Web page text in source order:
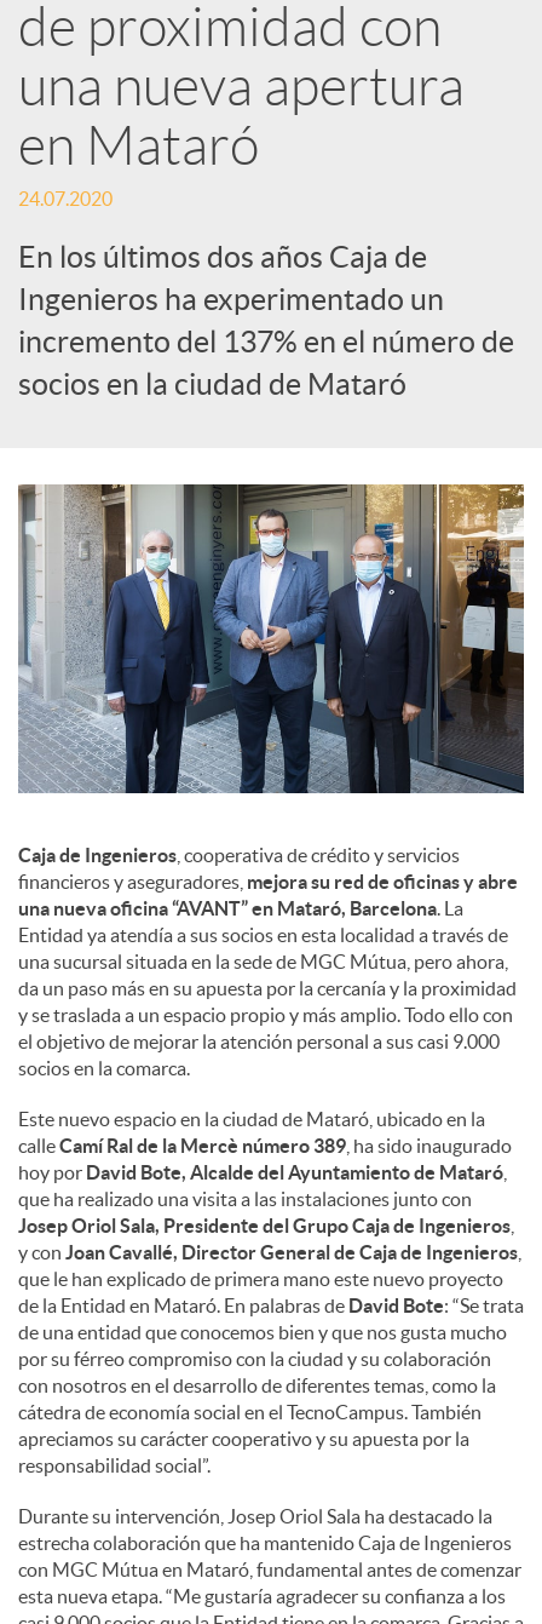
e
s
S
o
c
i
a
l
e
s
de proximidad con
una nueva apertura
en Mataró
24.07.2020
En los últimos dos años Caja de
Ingenieros ha experimentado un
incremento del 137% en el número de
socios en la ciudad de Mataró
Caja de Ingenieros , cooperativa de crédito y servicios
financieros y aseguradores, mejora su red de oficinas y abre
una nueva oficina “AVANT” en Mataró, Barcelona . La
Entidad ya atendía a sus socios en esta localidad a través de
una sucursal situada en la sede de MGC Mútua, pero ahora,
da un paso más en su apuesta por la cercanía y la proximidad
y se traslada a un espacio propio y más amplio. Todo ello con
el objetivo de mejorar la atención personal a sus casi 9.000
socios en la comarca.
Este nuevo espacio en la ciudad de Mataró, ubicado en la
calleCamí Ral de la Mercè número 389 , ha sido inaugurado
hoy por David Bote, Alcalde del Ayuntamiento de Mataró
que ha realizado una visita a las instalaciones junto con
Josep Oriol Sala, Presidente del Grupo Caja de Ingenieros
y con Joan Cavallé, Director General de Caja de Ingenieros
que le han explicado de primera mano este nuevo proyecto
de la Entidad en Mataró. En palabras de David Bote: “Se trata
de una entidad que conocemos bien y que nos gusta mucho
por su férreo compromiso con la ciudad y su colaboración
con nosotros en el desarrollo de diferentes temas, como la
cátedra de economía social en el TecnoCampus. También
apreciamos su carácter cooperativo y su apuesta por la
responsabilidad social”.
Durante su intervención, Josep Oriol Sala ha destacado la
estrecha colaboración que ha mantenido Caja de Ingenieros
con MGC Mútua en Mataró, fundamental antes de comenzar
esta nueva etapa. “Me gustaría agradecer su confianza a los